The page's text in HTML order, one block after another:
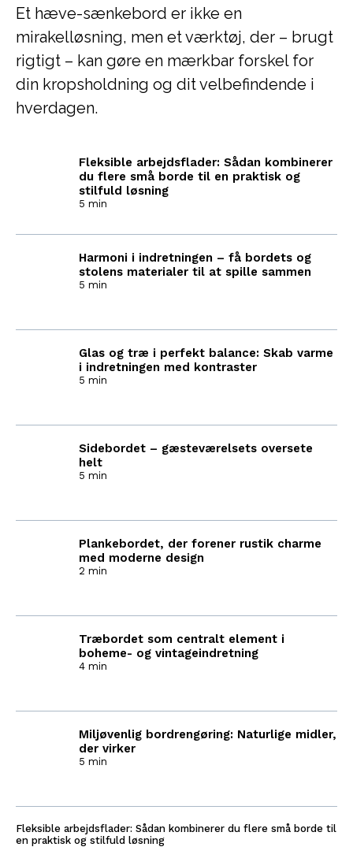
Et hæve-sænkebord er ikke en
mirakelløsning, men et værktøj, der – brugt
rigtigt – kan gøre en mærkbar forskel for
din kropsholdning og dit velbefindende i
hverdagen.
Fleksible arbejdsflader: Sådan kombinerer
du flere små borde til en praktisk og
stilfuld løsning
5 min
Harmoni i indretningen – få bordets og
stolens materialer til at spille sammen
5 min
Glas og træ i perfekt balance: Skab varme
i indretningen med kontraster
5 min
Sidebordet – gæsteværelsets oversete
helt
5 min
Plankebordet, der forener rustik charme
med moderne design
2 min
Træbordet som centralt element i
boheme- og vintageindretning
4 min
Miljøvenlig bordrengøring: Naturlige midler,
der virker
5 min
Fleksible arbejdsflader: Sådan kombinerer du flere små borde til
en praktisk og stilfuld løsning